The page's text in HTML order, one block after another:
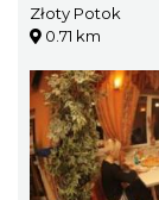
Złoty Potok
0.71 km